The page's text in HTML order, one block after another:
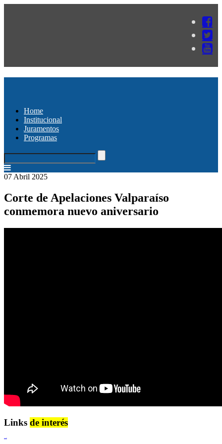
Home
Institucional
Juramentos
Programas
07 Abril 2025
Corte de Apelaciones Valparaíso
conmemora nuevo aniversario
Links de interés